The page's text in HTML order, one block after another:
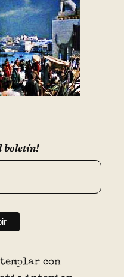
boletín!
con